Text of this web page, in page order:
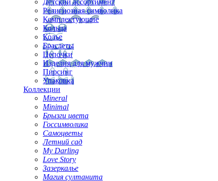
Детский ассортимент
Религиозная символика
Комплектующие
Кольца
Колье
Браслеты
Цепочки
Изделия для мужчин
Пирсинг
Упаковка
Коллекции
Mineral
Minimal
Брызги цвета
Госсимволика
Самоцветы
Летний сад
My Darling
Love Story
Зазеркалье
Магия султанита